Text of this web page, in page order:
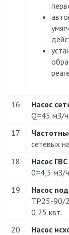
16 Насос
Q=45 мЗ/
17
сетевых
18 Насос ГВС
0=4,5 мЗ/
19 Насос
ТР25-90/
0,25 квт.
20 Насос